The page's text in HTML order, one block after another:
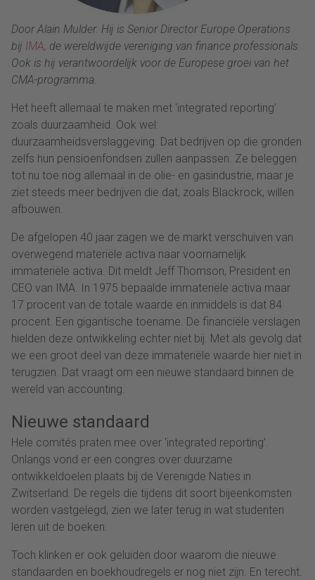
Door Alain Mulder. Hij is Senior Director Europe Operations
bij IMA, de wereldwijde vereniging van finance professionals.
Ook is hij verantwoordelijk voor de Europese groei van het
CMA-programma.
Het heeft allemaal te maken met ‘integrated reporting’
zoals duurzaamheid. Ook wel:
duurzaamheidsverslaggeving. Dat bedrijven op die gronden
zelfs hun pensioenfondsen zullen aanpassen. Ze beleggen
tot nu toe nog allemaal in de olie- en gasindustrie, maar je
ziet steeds meer bedrijven die dat, zoals Blackrock, willen
afbouwen.
De afgelopen 40 jaar zagen we de markt verschuiven van
overwegend materiële activa naar voornamelijk
immateriële activa. Dit meldt Jeff Thomson, President en
CEO van IMA. In 1975 bepaalde immateriële activa maar
17 procent van de totale waarde en inmiddels is dat 84
procent. Een gigantische toename. De financiële verslagen
hielden deze ontwikkeling echter niet bij. Met als gevolg dat
we een groot deel van deze immateriële waarde hier niet in
terugzien. Dat vraagt om een nieuwe standaard binnen de
wereld van accounting.
Nieuwe standaard
Hele comités praten mee over ‘integrated reporting’.
Onlangs vond er een congres over duurzame
ontwikkeldoelen plaats bij de Verenigde Naties in
Zwitserland. De regels die tijdens dit soort bijeenkomsten
worden vastgelegd, zien we later terug in wat studenten
leren uit de boeken.
Toch klinken er ook geluiden door waarom die nieuwe
standaarden en boekhoudregels er nog niet zijn. En terecht.